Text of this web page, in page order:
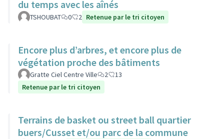
du temps avec les aînés
TSHOUBAT 0 2 Retenue par le tri citoyen
Encore plus d’arbres, et encore plus de
végétation proche des bâtiments
Gratte Ciel Centre Ville 2
13
Retenue par le tri citoyen
Terrains de basket ou street ball quartier
buers/Cusset et/ou parc de la commune